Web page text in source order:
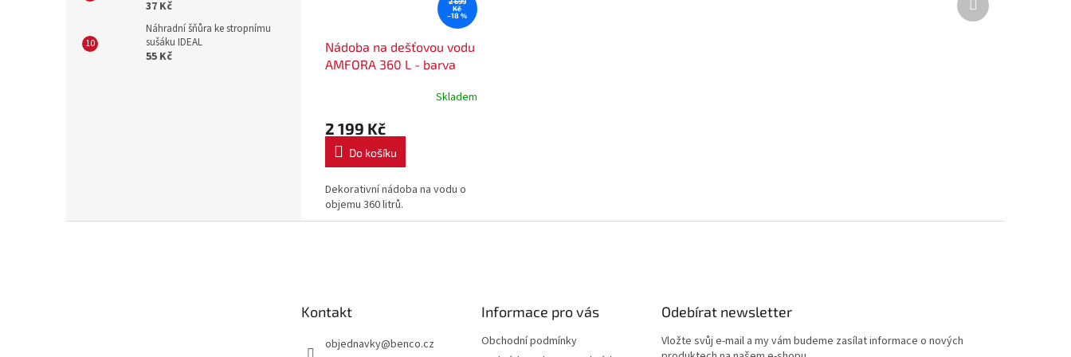
37 Kč
Náhradní šňůra ke stropnímu
sušáku IDEAL
55 Kč
Kč
–18 %
Nádoba na dešťovou vodu
AMFORA 360 L - barva
Skladem
2 199 Kč
Do košíku
Dekorativní nádoba na vodu o
objemu 360 litrů.
produkt
Kontakt
objednavky@benco.cz
Informace pro vás
Obchodní podmínky
Odebírat newsletter
Vložte svůj e-mail a my vám budeme zasílat informace o nových